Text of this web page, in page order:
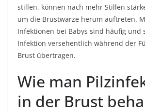
stillen, können nach mehr Stillen
um die Brustwarze herum auftreten.
Infektionen bei Babys sind häufig und
Infektion versehentlich während der
Brust übertragen.
Wie man
in der Brust